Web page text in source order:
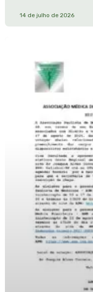
14 de julho de 2026